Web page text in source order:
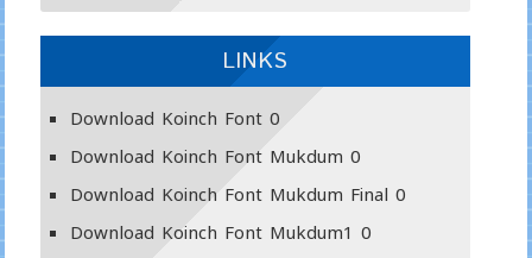
LINKS
Download Koinch Font0
Download Koinch Font Mukdum 0
Download Koinch Font Mukdum Final 0
Download Koinch Font Mukdum1 0